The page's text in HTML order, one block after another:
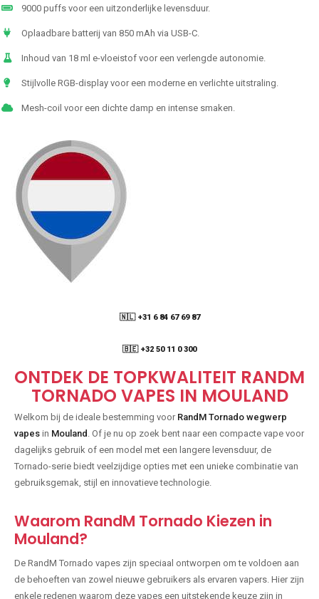
9000 puffs voor een uitzonderlijke levensduur.
Oplaadbare batterij van 850 mAh via USB-C.
Inhoud van 18 ml e-vloeistof voor een verlengde autonomie.
Stijlvolle RGB-display voor een moderne en verlichte uitstraling.
Mesh-coil voor een dichte damp en intense smaken.
🇳🇱 +31 6 84 67 69 87
🇧🇪 +32 50 11 0 300
ONTDEK DE TOPKWALITEIT RANDM
TORNADO VAPES IN MOULAND
Welkom bij de ideale bestemming voor RandM Tornado wegwerp
vapes in Mouland . Of je nu op zoek bent naar een compacte vape voor
dagelijks gebruik of een model met een langere levensduur, de
Tornado-serie biedt veelzijdige opties met een unieke combinatie van
gebruiksgemak, stijl en innovatieve technologie.
Waarom RandM Tornado Kiezen in
Mouland?
De RandM Tornado vapes zijn speciaal ontworpen om te voldoen aan
de behoeften van zowel nieuwe gebruikers als ervaren vapers. Hier zijn
enkele redenen waarom deze vapes een uitstekende keuze zijn in